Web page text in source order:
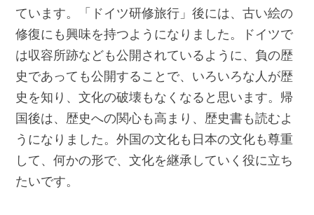
ています。「ドイツ研修旅行」後には、古い絵の
修復にも興味を持つようになりました。ドイツで
は収容所跡なども公開されているように、負の歴
史であっても公開することで、いろいろな人が歴
史を知り、文化の破壊もなくなると思います。帰
国後は、歴史への関心も高まり、歴史書も読むよ
うになりました。外国の文化も日本の文化も尊重
して、何かの形で、文化を継承していく役に立ち
たいです。